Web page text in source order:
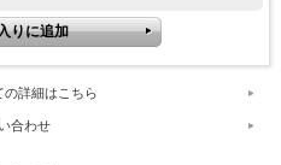
の詳細はこちら
合わせ